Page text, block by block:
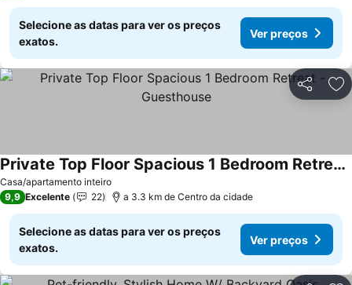
Selecione as datas para ver os preços
exatos.
Ver preços
Partilhar
Casa/apartamento inteiro
Private Top Floor Spacious 1 Bedroom Retreat - Guesthouse
9,9 Excelente 22 a 3.3 km de Centro da cidade
Selecione as datas para ver os preços
exatos.
Ver preços